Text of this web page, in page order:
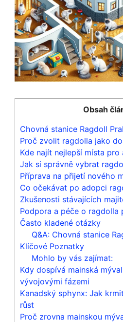
Obsah
Chovná stanice Ragdoll
Proč zvolit ragdolla jako
Kde najít nejlepší místa pro
Jak si správně vybrat
Příprava na přijetí nového
Co očekávat po adopci
Zkušenosti stávajících
Podpora a péče o ragdolla
Často kladené otázky
Q&A: Chovná stanice
Klíčové Poznatky
Mohlo by vás zajímat:
Kdy dospívá mainská
vývojovými fázemi
Kanadský sphynx: Jak
růst
Proč zrovna mainskou